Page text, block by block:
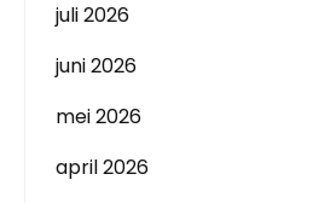
juli 2026
juni 2026
mei 2026
april 2026